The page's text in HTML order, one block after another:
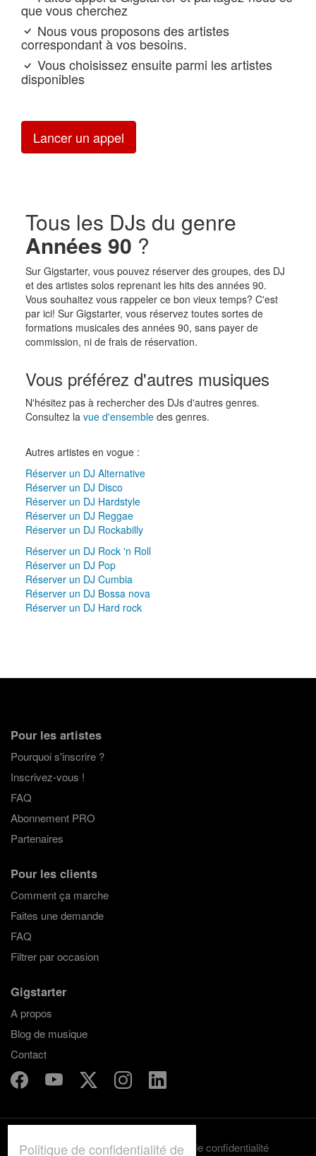
que vous cherchez
Nous vous proposons des artistes
correspondant à vos besoins.
Vous choisissez ensuite parmi les artistes
disponibles
Lancer un appel
Tous les DJs du genre
Années 90 ?
Sur Gigstarter, vous pouvez réserver des groupes, des DJ
et des artistes solos reprenant les hits des années 90.
Vous souhaitez vous rappeler ce bon vieux temps? C'est
par ici! Sur Gigstarter, vous réservez toutes sortes de
formations musicales des années 90, sans payer de
commission, ni de frais de réservation.
Vous préférez d'autres musiques
N'hésitez pas à rechercher des DJs d'autres genres.
Consultez la vue d'ensembledes genres.
Autres artistes en vogue :
Réserver un DJ Alternative
Réserver un DJ Disco
Réserver un DJ Hardstyle
Réserver un DJ Reggae
Réserver un DJ Rockabilly
Réserver un DJ Rock 'n Roll
Réserver un DJ Pop
Réserver un DJ Cumbia
Réserver un DJ Bossa nova
Réserver un DJ Hard rock
Pour les artistes
Pourquoi s'inscrire ?
Inscrivez-vous !
FAQ
Abonnement PRO
Partenaires
Pour les clients
Comment ça marche
Faites une demande
FAQ
Filtrer par occasion
Gigstarter
A propos
Blog de musique
Contact
Termes et conditions Politique de confidentialité
Politique de confidentialité de